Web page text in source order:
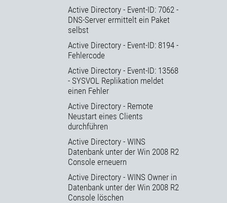
Active Directory - Event-ID: 7062 -
DNS-Server ermittelt ein Paket
selbst
Active Directory - Event-ID: 8194 -
Fehlercode
Active Directory - Event-ID: 13568
- SYSVOL Replikation meldet
einen Fehler
Active Directory - Remote
Neustart eines Clients
durchführen
Active Directory - WINS
Datenbank unter der Win 2008 R2
Console erneuern
Active Directory - WINS Owner in
Datenbank unter der Win 2008 R2
Console löschen